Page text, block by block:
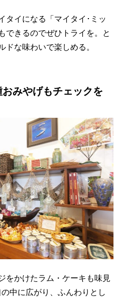
タイになる「マイタイ･ミッ
できるのでぜひトライを。と
ドな味わいで楽しめる。
みやげもチェックを
をかけたラム・ケーキも味見
中に広がり、ふんわりとし